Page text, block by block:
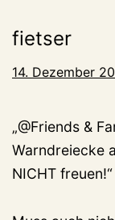
fietser
14. Dezember
„@Friends &
Warndreiecke
NICHT freuen!“